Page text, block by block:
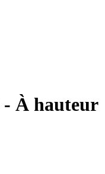
- À hauteur